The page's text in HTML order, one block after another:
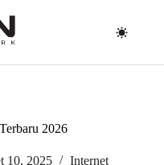
2026
10, 2025 Internet